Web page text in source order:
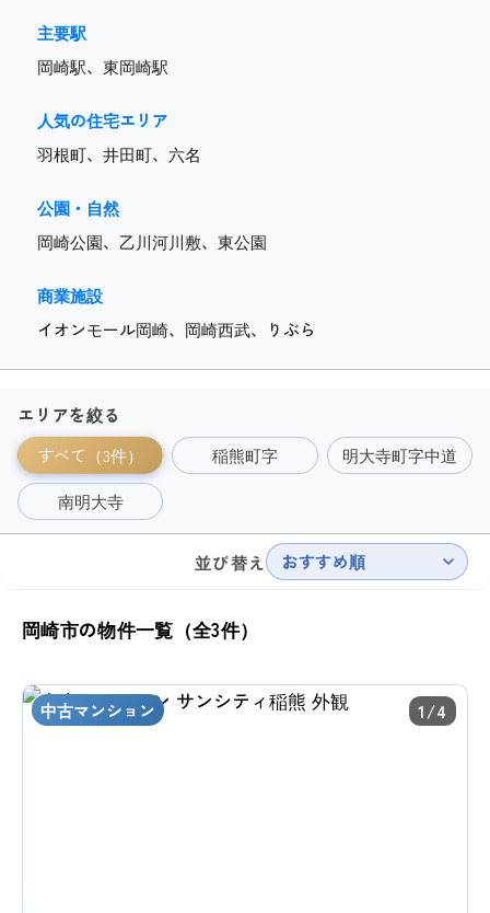
主要駅
岡崎駅、東岡崎駅
人気の住宅エリア
羽根町、井田町、六名
公園・自然
岡崎公園、乙川河川敷、東公園
商業施設
イオンモール岡崎、岡崎西武、りぶら
エリアを絞る
すべて（3件）
稲熊町字
明大寺町字中道
南明大寺
並び替え おすすめ順
岡崎市の物件一覧（全3件）
中古マンション 1/4